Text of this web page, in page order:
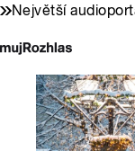
Největší